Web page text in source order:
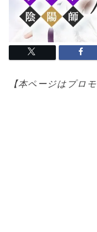
【本ページはプロモ